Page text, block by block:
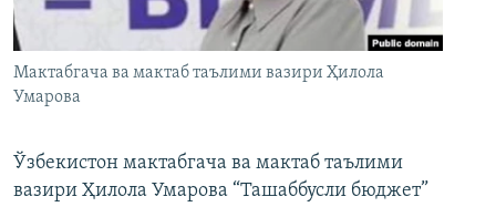
Мактабгача ва мактаб таълими вазири Ҳилола
Умарова
Ўзбекистон мактабгача ва мактаб таълими
вазири Ҳилола Умарова “Ташаббусли бюджет”